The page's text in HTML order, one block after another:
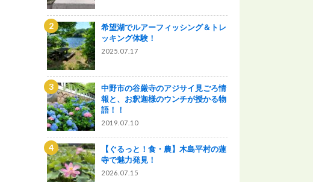
希望湖でルアーフィッシング＆トレ
ッキング体験！
2025.07.17
中野市の谷厳寺のアジサイ見ごろ情
報と、お釈迦様のウンチが授かる物
語！！
2019.07.10
【ぐるっと！食・農】木島平村の蓮
寺で魅力発見！
2026.07.15